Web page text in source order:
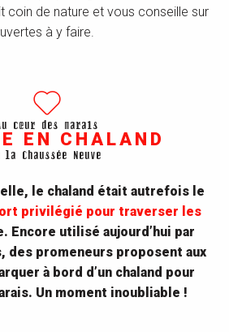
coin de nature et vous conseille sur
à y faire.
cœur des marais
EN CHALAND
la Chaussée Neuve
le chaland était autrefois le
privilégié pour traverser les
Encore utilisé aujourd’hui par
des promeneurs proposent aux
à bord d’un chaland pour
Un moment inoubliable !